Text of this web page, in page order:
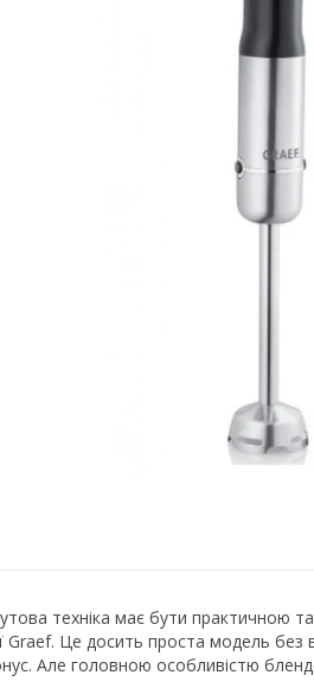
техніка має бути практичною та
Graef. Це досить проста модель без
Але головною особливістю